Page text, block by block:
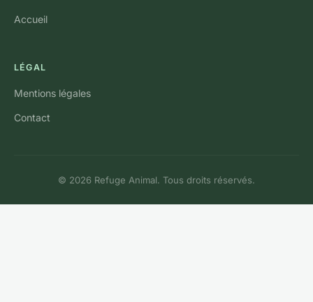
Accueil
LÉGAL
Mentions légales
Contact
© 2026 Refuge Animal. Tous droits réservés.